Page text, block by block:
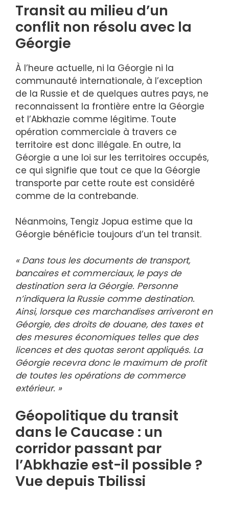
Transit au milieu d’un
conflit non résolu avec la
Géorgie
À l’heure actuelle, ni la Géorgie ni la
communauté internationale, à l’exception
de la Russie et de quelques autres pays, ne
reconnaissent la frontière entre la Géorgie
et l’Abkhazie comme légitime. Toute
opération commerciale à travers ce
territoire est donc illégale. En outre, la
Géorgie a une loi sur les territoires occupés,
ce qui signifie que tout ce que la Géorgie
transporte par cette route est considéré
comme de la contrebande.
Néanmoins, Tengiz Jopua estime que la
Géorgie bénéficie toujours d’un tel transit.
« Dans tous les documents de transport,
bancaires et commerciaux, le pays de
destination sera la Géorgie. Personne
n’indiquera la Russie comme destination.
Ainsi, lorsque ces marchandises arriveront en
Géorgie, des droits de douane, des taxes et
des mesures économiques telles que des
licences et des quotas seront appliqués. La
Géorgie recevra donc le maximum de profit
de toutes les opérations de commerce
extérieur. »
Géopolitique du transit
dans le Caucase : un
corridor passant par
l’Abkhazie est-il possible ?
Vue depuis Tbilissi